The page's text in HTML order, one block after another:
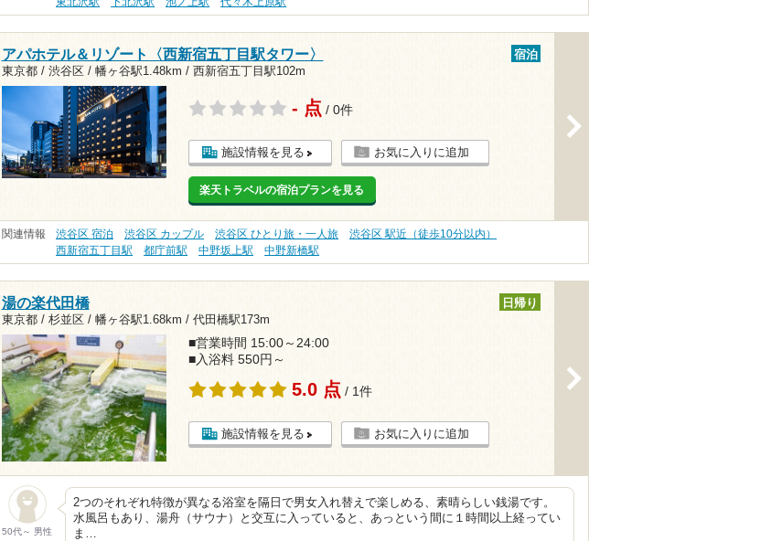
アパホテル＆リゾート〈西新宿五丁目駅タワー〉
東京都 / 渋谷区 / 幡ヶ谷駅1.48km / 西新宿五丁目駅102m
宿泊
- 点 / 0件
施設情報を見る お気に入りに追加
楽天トラベルの宿泊プランを見る
関連情報 渋谷区 宿泊 渋谷区 カップル 渋谷区 ひとり旅・一人旅
渋谷区 駅近（徒歩10分以内）
西新宿五丁目駅
都庁前駅 中野坂上駅 中野新橋駅
湯の楽代田橋
東京都 / 杉並区 / 幡ヶ谷駅1.68km / 代田橋駅173m
日帰り
■営業時間 15:00～24:00
■入浴料 550円～
5.0 点 / 1件
施設情報を見る お気に入りに追加
50代～ 男性
2つのそれぞれ特徴が異なる浴室を隔日で男女入れ替えで楽しめる、素晴らしい銭湯です。
水風呂もあり、湯舟（サウナ）と交互に入っていると、あっという間に１時間以上経ってい
ま…